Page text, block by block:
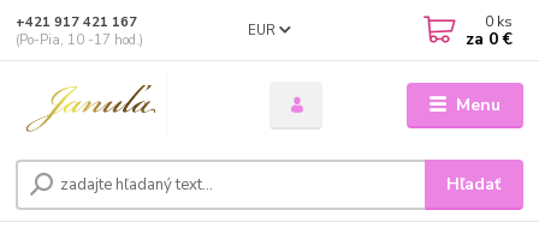
Menu
EUR
Hľadať
+421 917 421 167
(Po-Pia, 10 -17 hod.)
0 ks
za 0 €